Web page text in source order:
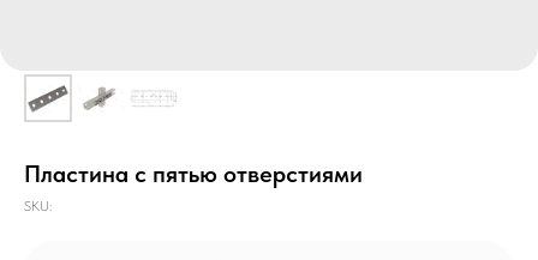
Пластина с пятью отверстиями
SKU: